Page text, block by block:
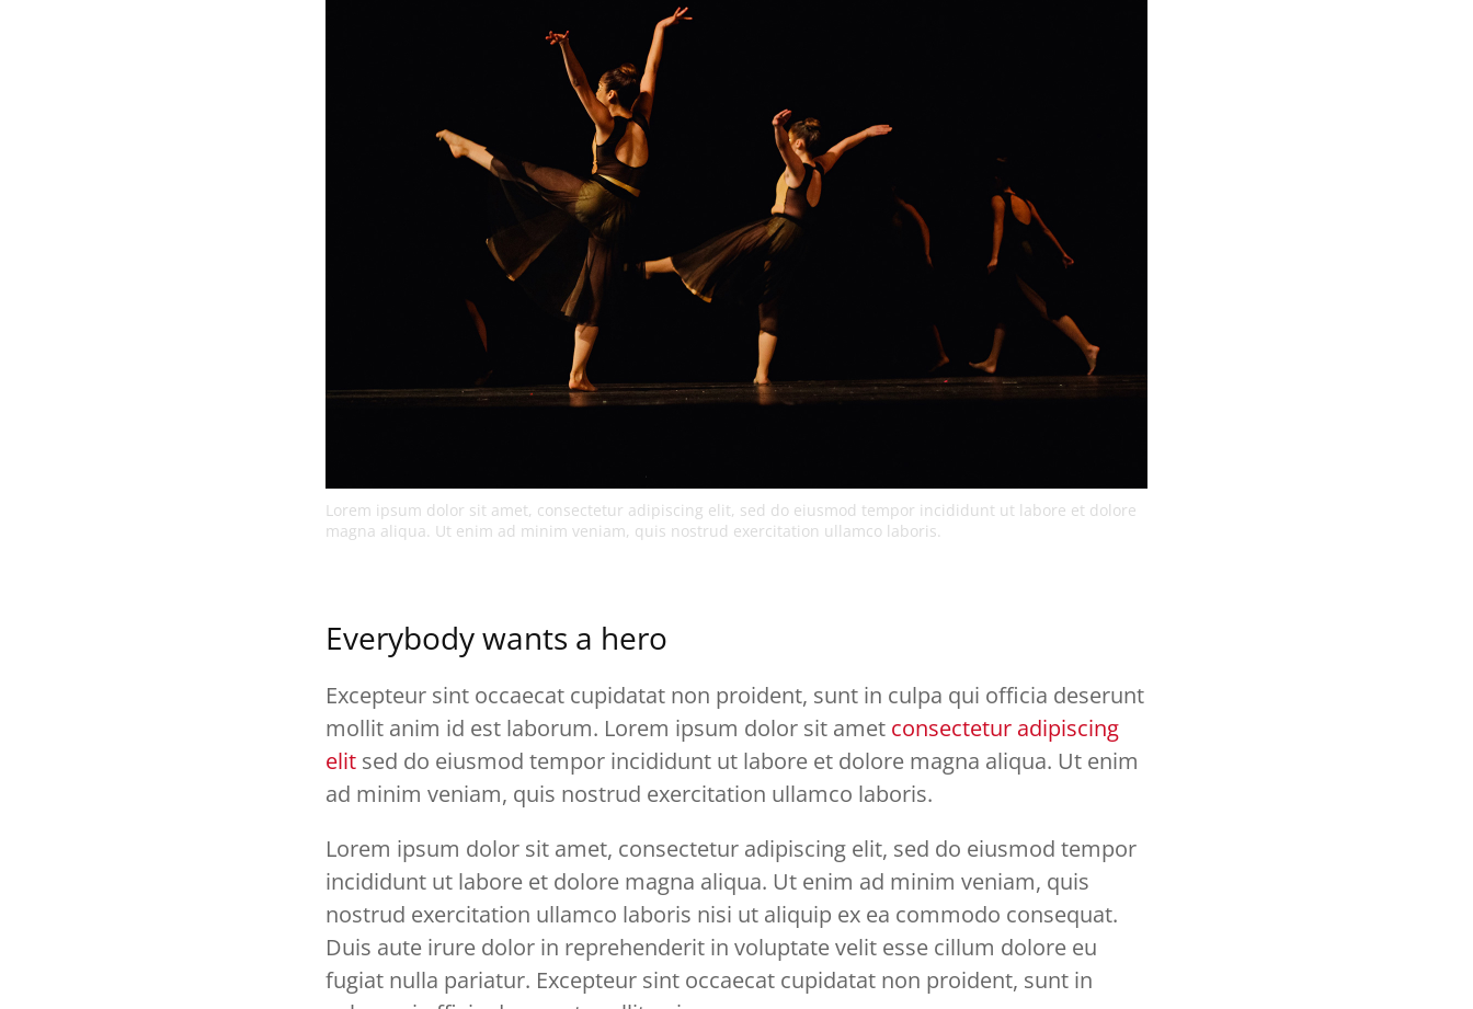
Lorem ipsum dolor sit amet, consectetur adipiscing elit, sed do eiusmod tempor incididunt ut labore et dolore
magna aliqua. Ut enim ad minim veniam, quis nostrud exercitation ullamco laboris.
Everybody wants a hero
Excepteur sint occaecat cupidatat non proident, sunt in culpa qui officia deserunt
mollit anim id est laborum. Lorem ipsum dolor sit amet consectetur adipiscing
elit sed do eiusmod tempor incididunt ut labore et dolore magna aliqua. Ut enim
ad minim veniam, quis nostrud exercitation ullamco laboris.
Lorem ipsum dolor sit amet, consectetur adipiscing elit, sed do eiusmod tempor
incididunt ut labore et dolore magna aliqua. Ut enim ad minim veniam, quis
nostrud exercitation ullamco laboris nisi ut aliquip ex ea commodo consequat.
Duis aute irure dolor in reprehenderit in voluptate velit esse cillum dolore eu
fugiat nulla pariatur. Excepteur sint occaecat cupidatat non proident, sunt in